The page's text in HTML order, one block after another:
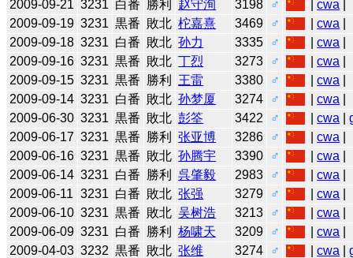
2009-09-21 3231 白番 勝利 赵守洵 3198 ♂ |cwa
2009-09-19 3231 黒番 敗北 柁嘉熹 3469 ♂ |cwa
2009-09-18 3231 白番 敗北 孙力 3335 ♂ |cwa
2009-09-16 3231 黒番 敗北 丁烈 3273 ♂ |cwa
2009-09-15 3231 黒番 勝利 王雷 3380 ♂ |cwa
2009-09-14 3231 白番 敗北 孙梦厦 3274 ♂ |cwa
2009-06-30 3231 黒番 敗北 彭筌 3422 ♂ |cwa |
2009-06-17 3231 黒番 勝利 张亚博 3286 ♂ |cwa
2009-06-16 3231 黒番 敗北 孙腾宇 3390 ♂ |cwa
2009-06-14 3231 白番 勝利 呉肇毅 2983 ♂ |cwa
2009-06-11 3231 白番 敗北 张强 3279 ♂ |cwa
2009-06-10 3231 黒番 敗北 吴树浩 3213 ♂ |cwa
2009-06-09 3231 白番 勝利 杨啸天 3209 ♂ |cwa
2009-04-03 3232 黒番 敗北 张维 3274 ♂ |cwa |